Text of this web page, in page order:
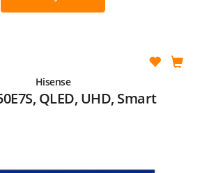
Hisense
QLED, UHD, Smart